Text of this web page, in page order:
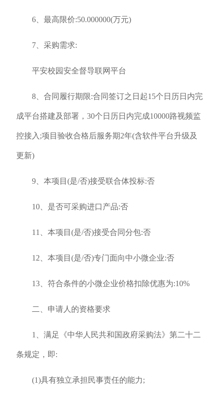
6、最高限价:50.000000(万元)
7、采购需求:
平安校园安全督导联网平台
8、合同履行期限:合同签订之日起15个日历日内完
成平台搭建及部署，30个日历日内完成10000路视频监
控接入;项目验收合格后服务期2年(含软件平台升级及
更新)
9、本项目(是/否)接受联合体投标:否
10、是否可采购进口产品:否
11、本项目(是/否)接受合同分包:否
12、本项目(是/否)专门面向中小微企业:否
13、符合条件的小微企业价格扣除优惠为:10%
二、申请人的资格要求
1、满足《中华人民共和国政府采购法》第二十二
条规定，即:
(1)具有独立承担民事责任的能力;